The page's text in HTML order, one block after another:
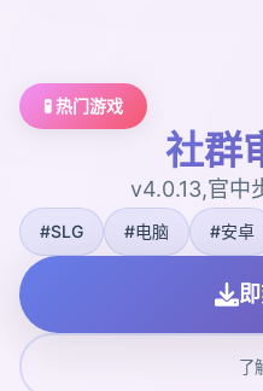
🧪 热门游戏
社群
v4.0.13,官中
#SLG #电脑 #安卓
了